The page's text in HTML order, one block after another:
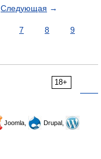
Следующая →
7 8
9
18+
Joomla,
Drupal,